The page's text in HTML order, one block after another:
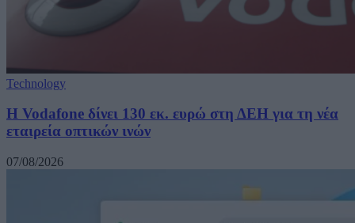
Technology
H Vodafone δίνει 130 εκ. ευρώ στη ΔΕΗ για τη νέα
εταιρεία οπτικών ινών
07/08/2026